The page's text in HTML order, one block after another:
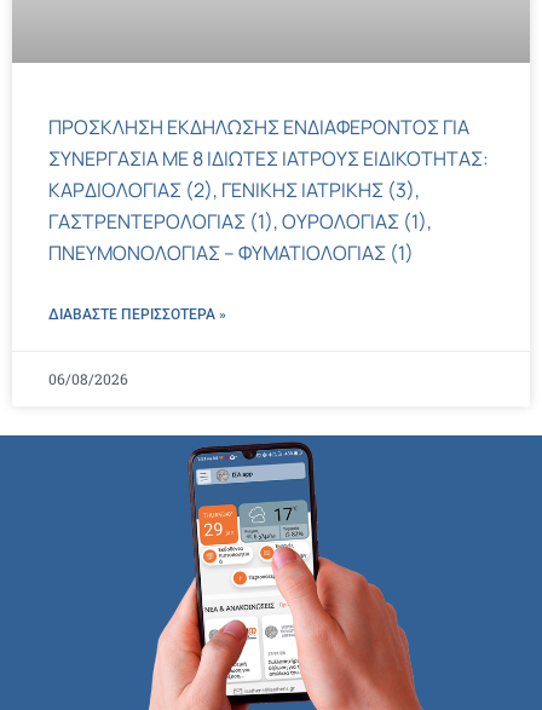
ΠΡΟΣΚΛΗΣΗ ΕΚΔΗΛΩΣΗΣ ΕΝΔΙΑΦΕΡΟΝΤΟΣ ΓΙΑ
ΣΥΝΕΡΓΑΣΙΑ ΜΕ 8 ΙΔΙΩΤΕΣ ΙΑΤΡΟΥΣ ΕΙΔΙΚΟΤΗΤΑΣ:
ΚΑΡΔΙΟΛΟΓΙΑΣ (2), ΓΕΝΙΚΗΣ ΙΑΤΡΙΚΗΣ (3),
ΓΑΣΤΡΕΝΤΕΡΟΛΟΓΙΑΣ (1), ΟΥΡΟΛΟΓΙΑΣ (1),
ΠΝΕΥΜΟΝΟΛΟΓΙΑΣ – ΦΥΜΑΤΙΟΛΟΓΙΑΣ (1)
ΔΙΑΒΑΣΤΕ ΠΕΡΙΣΣΌΤΕΡΑ »
06/08/2026